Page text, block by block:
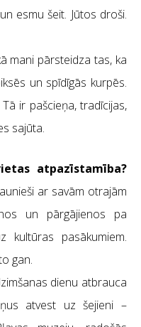
esmu šeit. Jūtos droši.
mani pārsteidza tas, ka
un spīdīgās kurpēs.
ir pašcieņa, tradīcijas,
sajūta.
atpazīstamība?
ar savām otrajām
un pārgājienos pa
kultūras pasākumiem.
gan.
dienu atbrauca
atvest uz šejieni –